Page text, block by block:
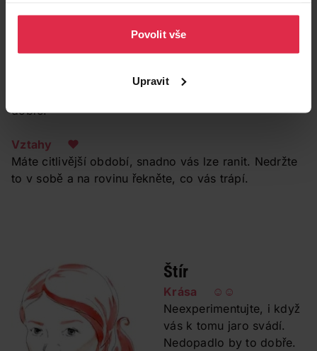
osobních údajů.
Povolit vše
Upravit
Buďte na sebe opatrná,
dobře.
Vztahy ❤
Máte citlivější období, snadno vás lze ranit. Nedržte
to v sobě a na rovinu řekněte, co vás trápí.
Štír
Krása ☺☺
Neexperimentujte, i když
vás k tomu jaro svádí.
Nedopadlo by to dobře.